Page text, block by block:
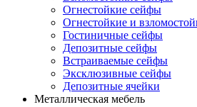
Огнестойкие сейфы
Огнестойкие и
Гостиничные сейфы
Депозитные сейфы
Встраиваемые сейфы
Эксклюзивные сейфы
Депозитные ячейки
Металлическая мебель